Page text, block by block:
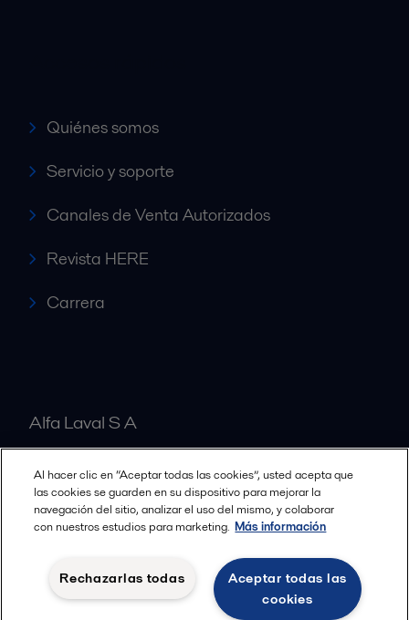
Quiénes somos
Servicio y soporte
Canales de Venta Autorizados
Revista HERE
Carrera
Alfa Laval S A
Nuestras oficinas
Términos y condiciones legales
Política de Privacidad
Al hacer clic en “Aceptar todas las cookies”, usted acepta que
las cookies se guarden en su dispositivo para mejorar la
navegación del sitio, analizar el uso del mismo, y colaborar
con nuestros estudios para marketing. Más información
Aceptar todas las
cookies
Rechazarlas todas